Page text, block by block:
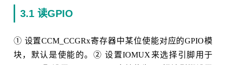
3.1 读GPIO
① 设置CCM_CCGRx寄存器中某位使能对应的GPIO模
块，默认是使能的。② 设置IOMUX来选择引脚用于